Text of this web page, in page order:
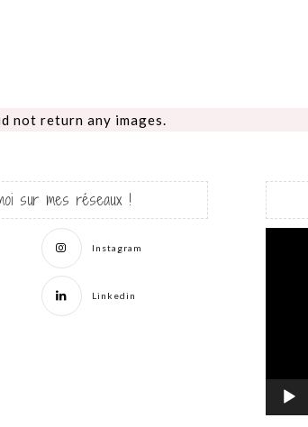
not return any images.
sur mes réseaux !
Instagram
Linkedin